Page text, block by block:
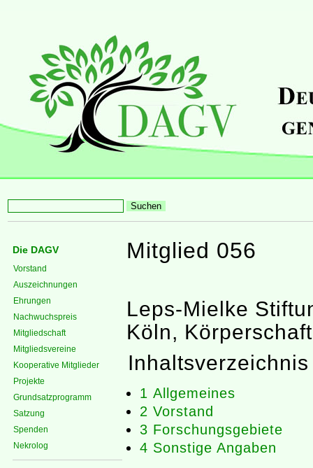
Die DAGV
Vorstand
Auszeichnungen
Ehrungen
Nachwuchspreis
Mitgliedschaft
Mitgliedsvereine
Kooperative Mitglieder
Projekte
Grundsatzprogramm
Satzung
Spenden
Nekrolog
Mitglied 056
Leps-Mielke
Köln,
Inhaltsverzeichnis
1 Allgemeines
2 Vorstand
3 Forschungsgebiete
4 Sonstige Angaben